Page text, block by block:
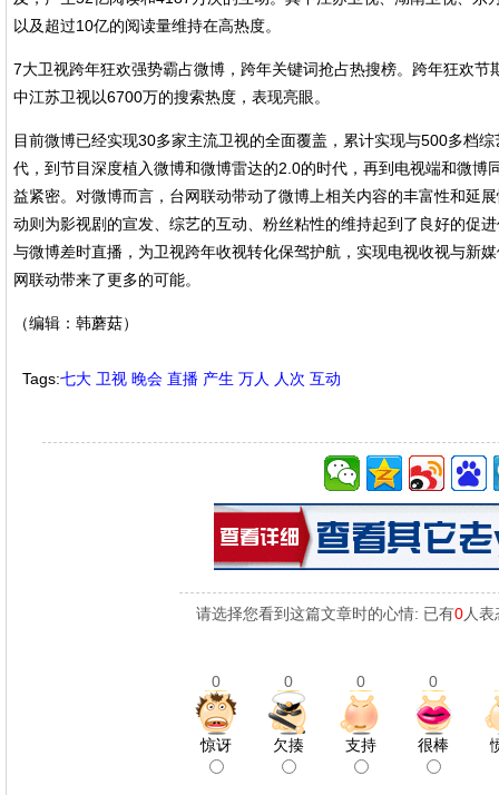
以及超过10亿的阅读量维持在高热度。
7大卫视跨年狂欢强势霸占微博，跨年关键词抢占热搜榜。跨年狂欢
中江苏卫视以6700万的搜索热度，表现亮眼。
目前微博已经实现30多家主流卫视的全面覆盖，累计实现与500多档
代，到节目深度植入微博和微博雷达的2.0的时代，再到电视端和微
益紧密。对微博而言，台网联动带动了微博上相关内容的丰富性和延
动则为影视剧的宣发、综艺的互动、粉丝粘性的维持起到了良好的促
与微博差时直播，为卫视跨年收视转化保驾护航，实现电视收视与新
网联动带来了更多的可能。
（编辑：韩蘑菇）
Tags:七大 卫视 晚会 直播 产生 万人 人次 互动
请选择您看到这篇文章时的心情: 已有0人
0 0 0 0
惊讶 欠揍 支持 很棒